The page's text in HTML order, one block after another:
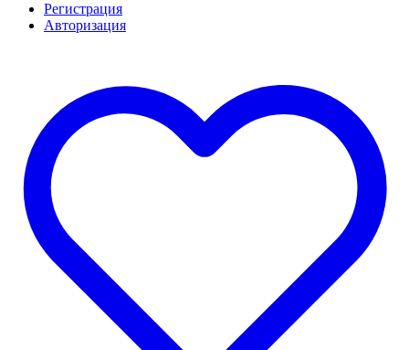
Регистрация
Авторизация